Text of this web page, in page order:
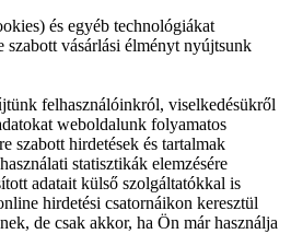
és egyéb technológiákat
szabott vásárlási élményt nyújtsunk
felhasználóinkról, viselkedésükről
weboldalunk folyamatos
szabott hirdetések és tartalmak
statisztikák elemzésére
adatait külső szolgáltatókkal is
hirdetési csatornáikon keresztül
de csak akkor, ha Ön már használja